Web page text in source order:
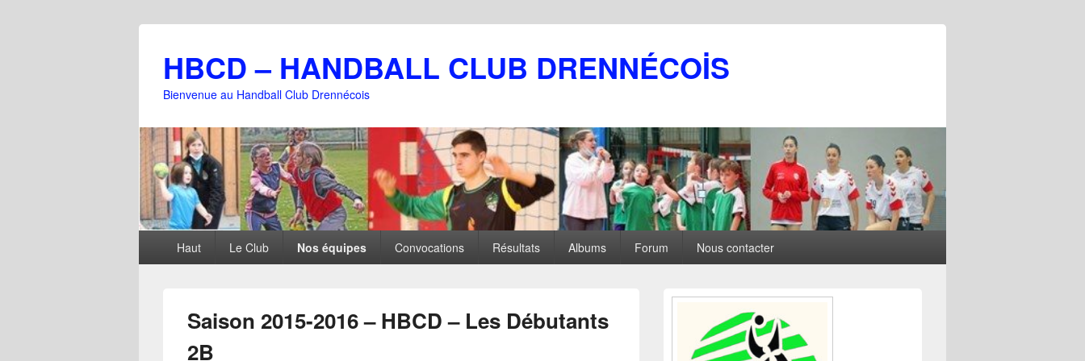
HBCD – HANDBALL CLUB DRENNÉCOİS
Bienvenue au Handball Club Drennécois
principalHaut Le Club Nos équipes Convocations Résultats Albums Forum Nous contacter
Saison 2015-2016 – HBCD – Les Débutants
2B
Zone